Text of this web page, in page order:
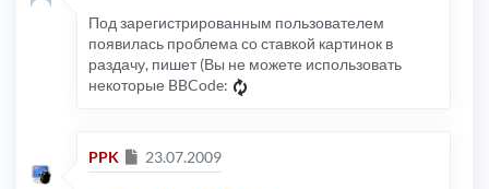
Под зарегистрированным пользователем
появилась проблема со ставкой картинок в
раздачу, пишет (Вы не можете использовать
некоторые BBCode:
PPK Сообщение
23.07.2009